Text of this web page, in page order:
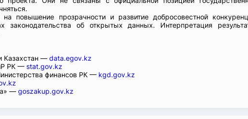
повышение прозрачности и развитие добросовестной
законодательства об открытых данных. Интерпретация
Казахстан — data.egov.kz
РК — stat.gov.kz
финансов РК — kgd.gov.kz
— goszakup.gov.kz